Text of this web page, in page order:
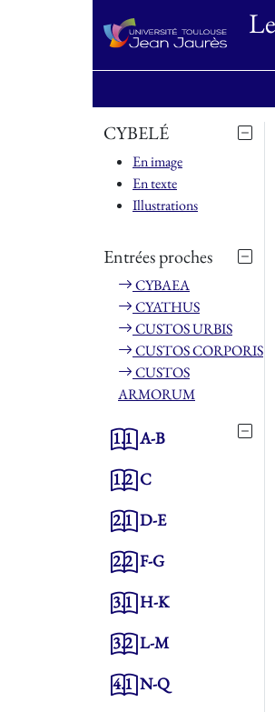
CYBELÉ
En image
En texte
Illustrations
Entrées proches
CYBAEA
CYATHUS
CUSTOS URBIS
CUSTOS CORPORIS
CUSTOS
ARMORUM
1.1A-B
1.2C
2.1D-E
2.2F-G
3.1H-K
3.2L-M
4.1N-Q